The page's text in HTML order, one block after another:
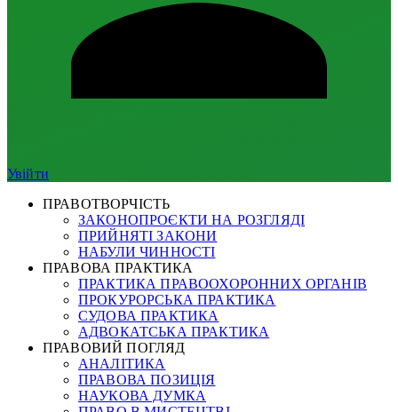
Увійти
ПРАВОТВОРЧІСТЬ
ЗАКОНОПРОЄКТИ НА РОЗГЛЯДІ
ПРИЙНЯТІ ЗАКОНИ
НАБУЛИ ЧИННОСТІ
ПРАВОВА ПРАКТИКА
ПРАКТИКА ПРАВООХОРОННИХ ОРГАНІВ
ПРОКУРОРСЬКА ПРАКТИКА
СУДОВА ПРАКТИКА
АДВОКАТСЬКА ПРАКТИКА
ПРАВОВИЙ ПОГЛЯД
АНАЛІТИКА
ПРАВОВА ПОЗИЦІЯ
НАУКОВА ДУМКА